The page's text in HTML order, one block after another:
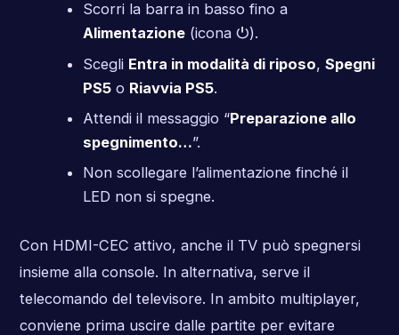
Scorri la barra in basso fino a
Alimentazione(icona ⏻).
Scegli Entra in modalità di riposo, Spegni
PS5o Riavvia PS5.
Attendi il messaggio “Preparazione allo
spegnimento…”.
Non scollegare l’alimentazione finché il
LED non si spegne.
Con HDMI-CEC attivo, anche il TV può spegnersi
insieme alla console. In alternativa, serve il
telecomando del televisore. In ambito multiplayer,
conviene prima uscire dalle partite per evitare